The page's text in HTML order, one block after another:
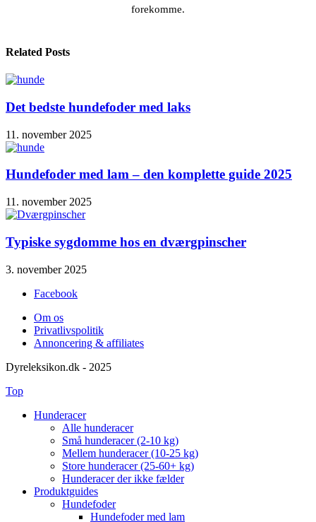
forekomme.
Related Posts
Det bedste hundefoder med laks
11. november 2025
Hundefoder med lam – den komplette guide 2025
11. november 2025
Typiske sygdomme hos en dværgpinscher
3. november 2025
Facebook
Om os
Privatlivspolitik
Annoncering & affiliates
Dyreleksikon.dk - 2025
Top
Hunderacer
Alle hunderacer
Små hunderacer (2-10 kg)
Mellem hunderacer (10-25 kg)
Store hunderacer (25-60+ kg)
Hunderacer der ikke fælder
Produktguides
Hundefoder
Hundefoder med lam